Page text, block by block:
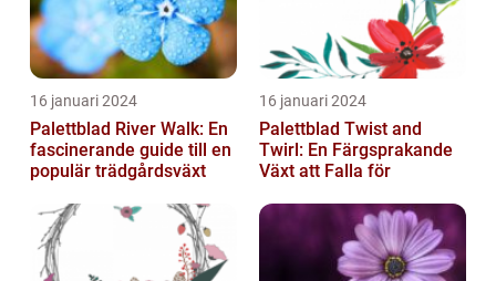
16 januari 2024
Palettblad River Walk: En
fascinerande guide till en
populär trädgårdsväxt
16 januari 2024
Palettblad Twist and
Twirl: En Färgsprakande
Växt att Falla för